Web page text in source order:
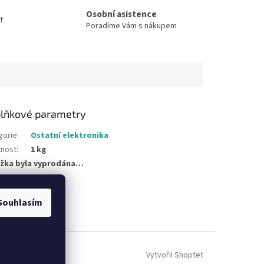
Osobní asistence
Poradíme Vám s nákupem
parametry
:
Ostatní elektronika
:
1 kg
byla vyprodána…
Vytvořil Shoptet